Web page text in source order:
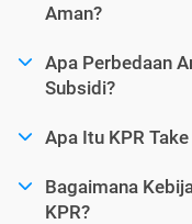
Aman?
Apa Perbedaan
Subsidi?
Apa Itu KPR Take
Bagaimana
KPR?